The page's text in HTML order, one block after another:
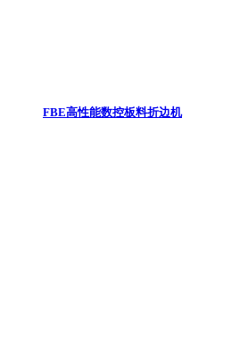
FBE高性能数控板料折边机